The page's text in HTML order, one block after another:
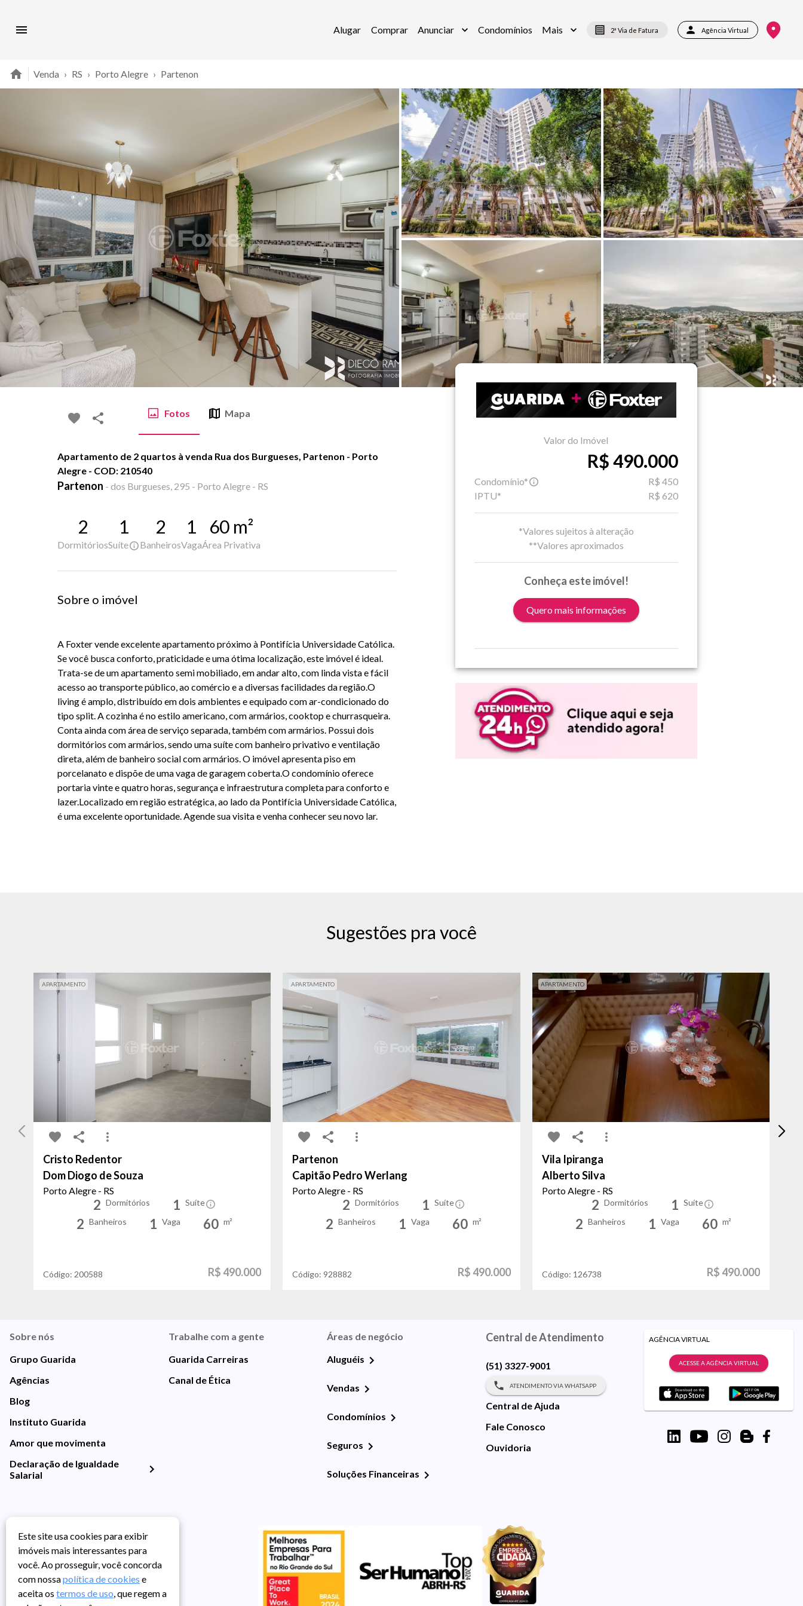
Alugar Comprar Anunciar Condomínios Mais 2ª Via de Fatura Agência Virtual
Venda › RS › Porto Alegre › Partenon
Fotos Mapa
Apartamento de 2 quartos à venda Rua dos Burgueses, Partenon - Porto
Alegre - COD: 210540
Partenon - dos Burgueses, 295 - Porto Alegre - RS
2
Dormitórios
1
Suíte
2
Banheiros
1
Vaga
60 m²
Área Privativa
Sobre o imóvel
A Foxter vende excelente apartamento próximo à Pontifícia Universidade Católica.
Se você busca conforto, praticidade e uma ótima localização, este imóvel é ideal.
Trata-se de um apartamento semi mobiliado, em andar alto, com linda vista e fácil
acesso ao transporte público, ao comércio e a diversas facilidades da região.O
living é amplo, distribuído em dois ambientes e equipado com ar-condicionado do
tipo split. A cozinha é no estilo americano, com armários, cooktop e churrasqueira.
Conta ainda com área de serviço separada, também com armários. Possui dois
dormitórios com armários, sendo uma suíte com banheiro privativo e ventilação
direta, além de banheiro social com armários. O imóvel apresenta piso em
porcelanato e dispõe de uma vaga de garagem coberta.O condomínio oferece
portaria vinte e quatro horas, segurança e infraestrutura completa para conforto e
lazer.Localizado em região estratégica, ao lado da Pontifícia Universidade Católica,
é uma excelente oportunidade. Agende sua visita e venha conhecer seu novo lar.
Valor do Imóvel
R$ 490.000
Condomínio*
R$ 450
IPTU*
R$ 620
*Valores sujeitos à alteração
**Valores aproximados
Conheça este imóvel!
Quero mais informações
Sugestões pra você
APARTAMENTO
Cristo Redentor
Dom Diogo de Souza
Porto Alegre - RS
2 Dormitórios 1 Suíte
2 Banheiros 1 Vaga 60 m²
Código: 200588 R$ 490.000
APARTAMENTO
Partenon
Capitão Pedro Werlang
Porto Alegre - RS
2 Dormitórios 1 Suíte
2 Banheiros 1 Vaga 60 m²
Código:928882 R$ 490.000
APARTAMENTO
Vila Ipiranga
Alberto Silva
Porto Alegre - RS
2 Dormitórios 1 Suíte
2 Banheiros 1 Vaga 60 m²
Código: 126738 R$ 490.000
Sobre nós
Grupo Guarida
Agências
Blog
Instituto Guarida
Amor que movimenta
Declaração de Igualdade
Salarial
Trabalhe com a gente
Guarida Carreiras
Canal de Ética
Áreas de negócio
Aluguéis
Vendas
Condomínios
Seguros
Soluções Financeiras
Central de Atendimento
(51) 3327-9001
ATENDIMENTO VIA WHATSAPP
Central de Ajuda
Fale Conosco
Ouvidoria
AGÊNCIA VIRTUAL
ACESSE A AGÊNCIA VIRTUAL
Este site usa cookies para exibir
imóveis mais interessantes para
você. Ao prosseguir, você concorda
com nossapolítica de cookies e
aceita os termos de uso, que regem a